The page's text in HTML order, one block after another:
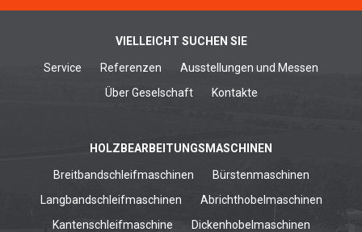
VIELLEICHT SUCHEN SIE
Service Referenzen
Ausstellungen und Messen
Über Geselschaft
Kontakte
HOLZBEARBEITUNGSMASCHINEN
Breitbandschleifmaschinen
Bürstenmaschinen
Langbandschleifmaschinen
Abrichthobelmaschinen
Kantenschleifmaschine
Dickenhobelmaschinen